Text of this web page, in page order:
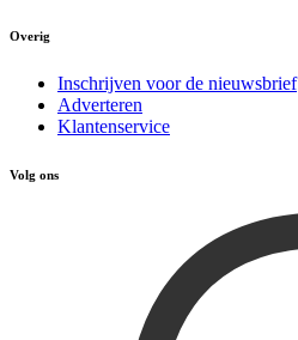
Overig
Inschrijven voor de nieuwsbrief
Adverteren
Klantenservice
Volg ons